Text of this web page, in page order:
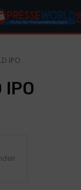
IPO
IPO